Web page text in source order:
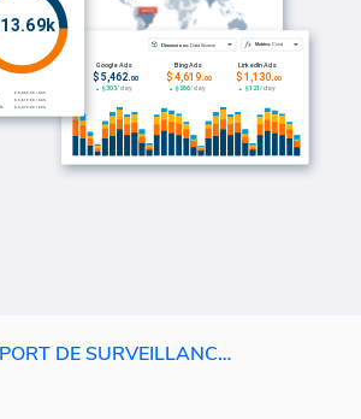
LOGICIEL DE RAPPORT DE SURVEILLANCE DE MARQUE